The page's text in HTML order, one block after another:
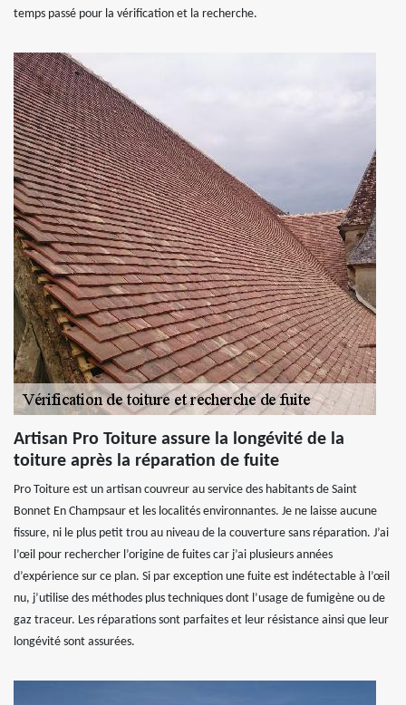
temps passé pour la vérification et la recherche.
Artisan Pro Toiture assure la longévité de la
toiture après la réparation de fuite
Pro Toiture est un artisan couvreur au service des habitants de Saint
Bonnet En Champsaur et les localités environnantes. Je ne laisse aucune
fissure, ni le plus petit trou au niveau de la couverture sans réparation. J’ai
l’œil pour rechercher l’origine de fuites car j’ai plusieurs années
d’expérience sur ce plan. Si par exception une fuite est indétectable à l’œil
nu, j’utilise des méthodes plus techniques dont l’usage de fumigène ou de
gaz traceur. Les réparations sont parfaites et leur résistance ainsi que leur
longévité sont assurées.